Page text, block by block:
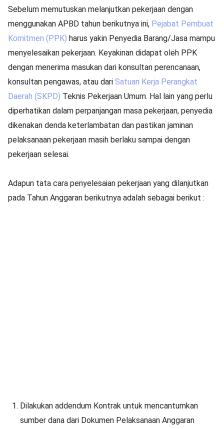
Sebelum memutuskan melanjutkan pekerjaan dengan
menggunakan APBD tahun berikutnya ini, Pejabat Pembuat
Komitmen (PPK) harus yakin Penyedia Barang/Jasa mampu
menyelesaikan pekerjaan. Keyakinan didapat oleh PPK
dengan menerima masukan dari konsultan perencanaan,
konsultan pengawas, atau dari Satuan Kerja Perangkat
Daerah (SKPD) Teknis Pekerjaan Umum. Hal lain yang perlu
diperhatikan dalam perpanjangan masa pekerjaan, penyedia
dikenakan denda keterlambatan dan pastikan jaminan
pelaksanaan pekerjaan masih berlaku sampai dengan
pekerjaan selesai.
Adapun tata cara penyelesaian pekerjaan yang dilanjutkan
pada Tahun Anggaran berikutnya adalah sebagai berikut :
Dilakukan addendum Kontrak untuk mencantumkan
sumber dana dari Dokumen Pelaksanaan Anggaran